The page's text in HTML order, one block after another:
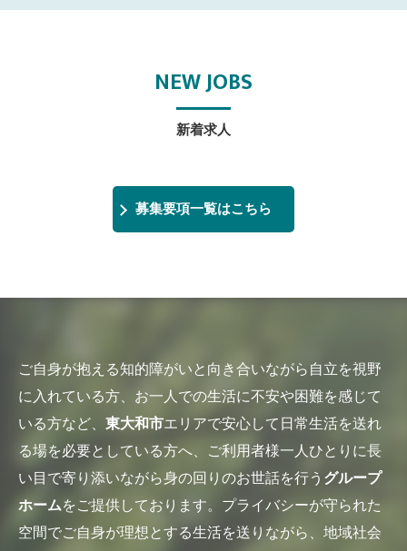
新着求人
NEW JOBS
募集要項一覧はこちら
ご自身が抱える知的障がいと向き合いながら自立を視野
に入れている方、お一人での生活に不安や困難を感じて
いる方など、 東大和市エリアで安心して日常生活を送れ
る場を必要としている方へ、ご利用者様一人ひとりに長
い目で寄り添いながら身の回りのお世話を行うグループ
ホームをご提供しております。プライバシーが守られた
空間でご自身が理想とする生活を送りながら、地域社会